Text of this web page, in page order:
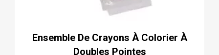
Ensemble De Crayons À Colorier À
Doubles Pointes